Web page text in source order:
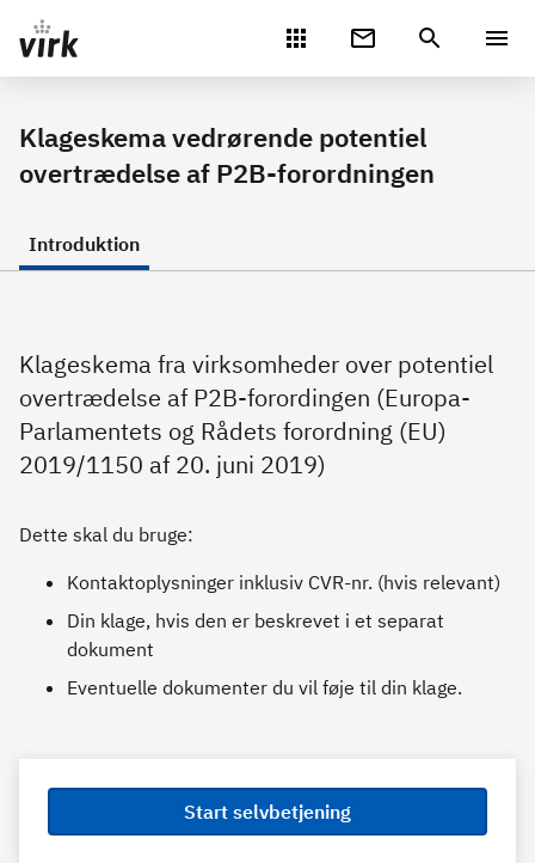
Gå direkte til indhold
Klageskema vedrørende potentiel
overtrædelse af P2B-forordningen
Introduktion
Klageskema fra virksomheder over potentiel
overtrædelse af P2B-forordingen (Europa-
Parlamentets og Rådets forordning (EU)
2019/1150 af 20. juni 2019)
Dette skal du bruge:
Kontaktoplysninger inklusiv CVR-nr. (hvis relevant)
Din klage, hvis den er beskrevet i et separat
dokument
Eventuelle dokumenter du vil føje til din klage.
Start selvbetjening